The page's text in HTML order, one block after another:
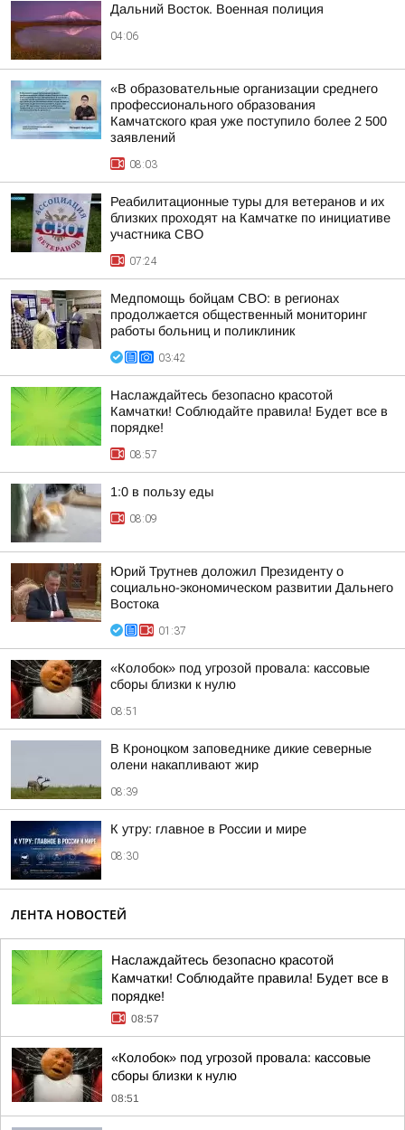
Дальний Восток. Военная полиция
04:06
«В образовательные организации среднего
профессионального образования
Камчатского края уже поступило более 2 500
заявлений
08:03
Реабилитационные туры для ветеранов и их
близких проходят на Камчатке по инициативе
участника СВО
07:24
Медпомощь бойцам СВО: в регионах
продолжается общественный мониторинг
работы больниц и поликлиник
03:42
Наслаждайтесь безопасно красотой
Камчатки! Соблюдайте правила! Будет все в
порядке!
08:57
1:0 в пользу еды
08:09
Юрий Трутнев доложил Президенту о
социально-экономическом развитии Дальнего
Востока
01:37
«Колобок» под угрозой провала: кассовые
сборы близки к нулю
08:51
В Кроноцком заповеднике дикие северные
олени накапливают жир
08:39
К утру: главное в России и мире
08:30
ЛЕНТА НОВОСТЕЙ
Наслаждайтесь безопасно красотой
Камчатки! Соблюдайте правила! Будет все в
порядке!
08:57
«Колобок» под угрозой провала: кассовые
сборы близки к нулю
08:51